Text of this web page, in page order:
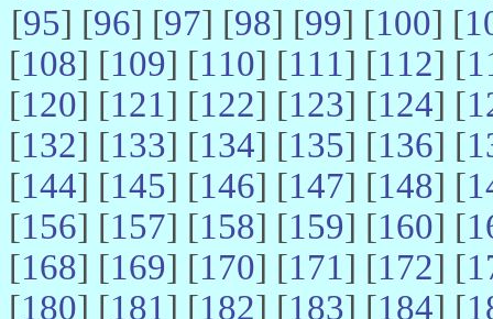
[95] [96] [97] [98] [99] [100] [
[108] [109] [110] [111] [112] [
[120] [121] [122] [123] [124] [
[132] [133] [134] [135] [136] [
[144] [145] [146] [147] [148] [
[156] [157] [158] [159] [160] [
[168] [169] [170] [171] [172] [
[180] [181] [182] [183] [184] [